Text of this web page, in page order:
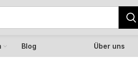
Blog Über uns